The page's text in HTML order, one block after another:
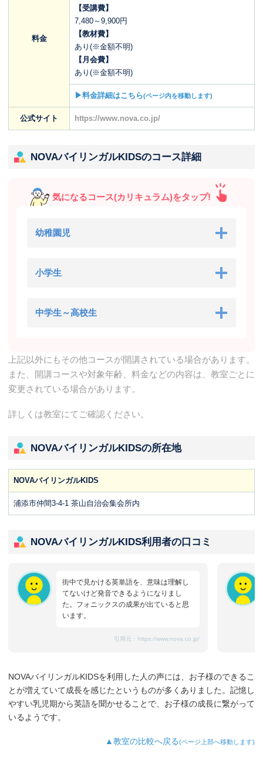
料金
【受講費】
7,480～9,900円
【教材費】
あり(※金額不明)
【月会費】
あり(※金額不明)
▶料金詳細はこちら(ページ内を移動します)
公式サイト https://www.nova.co.jp/
NOVAバイリンガルKIDSのコース詳細
気になるコース(カリキュラム)をタップ!
幼稚園児
小学生
中学生～高校生
上記以外にもその他コースが開講されている場合があります。
また、開講コースや対象年齢、料金などの内容は、教室ごとに
変更されている場合があります。
詳しくは教室にてご確認ください。
NOVAバイリンガルKIDSの所在地
NOVAバイリンガルKIDS
浦添市仲間3-4-1 茶山自治会集会所内
NOVAバイリンガルKIDS利用者の口コミ
街中で見かける英単語を、意味は理解し
てないけど発音できるようになりまし
た。フォニックスの成果が出ていると思
います。
引用元： https://www.nova.co.jp/
NOVAバイリンガルKIDSを利用した人の声には、お子様のできるこ
とが増えていて成長を感じたというものが多くありました。記憶し
やすい乳児期から英語を聞かせることで、お子様の成長に繋がって
いるようです。
▲教室の比較へ戻る(ページ上部へ移動します)